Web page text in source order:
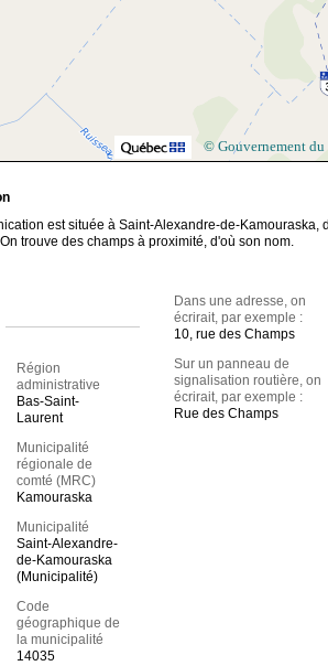
© Gouvernement du
est située à Saint-Alexandre-de-Kamouraska,
trouve des champs à proximité, d'où son nom.
Région
administrative
Bas-Saint-
Laurent
Municipalité
régionale de
comté (MRC)
Kamouraska
Municipalité
Saint-Alexandre-
de-Kamouraska
(Municipalité)
Code
géographique de
la municipalité
14035
Dans une adresse, on
écrirait, par exemple :
10, rue des Champs
Sur un panneau de
signalisation routière, on
écrirait, par exemple :
Rue des Champs